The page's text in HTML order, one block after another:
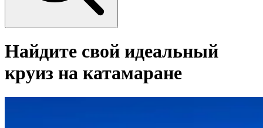
Найдите свой идеальный
круиз на катамаране